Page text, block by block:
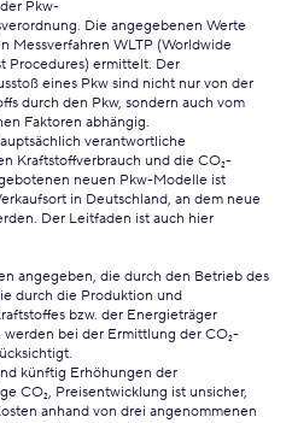
Pkw-
Die angegebenen Werte
Messverfahren WLTP (Worldwide
Procedures) ermittelt. Der
eines Pkw sind nicht nur von der
durch den Pkw, sondern auch vom
Faktoren abhängig.
verantwortliche
Kraftstoffverbrauch und die CO₂-
neuen Pkw-Modelle ist
in Deutschland, an dem neue
Der Leitfaden ist auch hier
angegeben, die durch den Betrieb des
durch die Produktion und
bzw. der Energieträger
bei der Ermittlung der CO₂-
künftig Erhöhungen der
CO₂, Preisentwicklung ist unsicher,
anhand von drei angenommenen